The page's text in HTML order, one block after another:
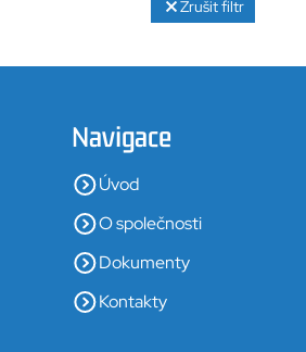
Zrušit filtr
Navigace
Úvod
O společnosti
Dokumenty
Kontakty